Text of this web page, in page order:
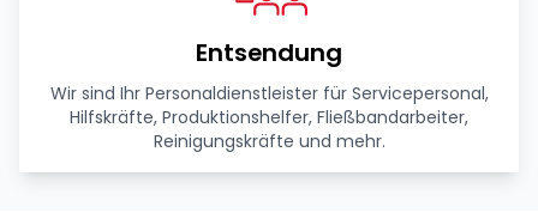
Entsendung
Wir sind Ihr Personaldienstleister für Servicepersonal,
Hilfskräfte, Produktionshelfer, Fließbandarbeiter,
Reinigungskräfte und mehr.